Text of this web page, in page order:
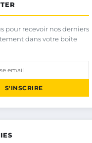
pour recevoir nos derniers
dans votre boîte
S'INSCRIRE